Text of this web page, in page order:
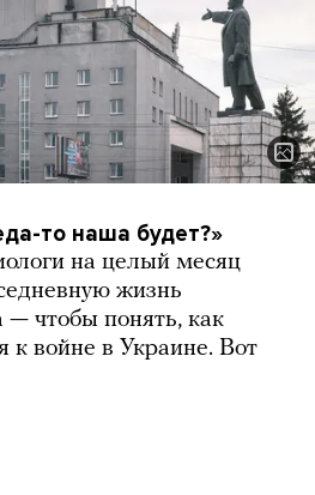
то наша будет?»
на целый месяц
жизнь
— чтобы понять, как
к войне в Украине. Вот